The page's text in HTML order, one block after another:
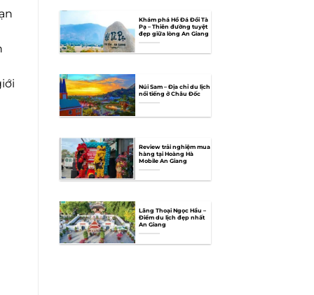
Khám phá Hồ Đá Đồi Tà
Pạ – Thiên đường tuyệt
đẹp giữa lòng An Giang
Núi Sam – Địa chỉ du lịch
nổi tiếng ở Châu Đốc
Review trải nghiệm mua
hàng tại Hoàng Hà
Mobile An Giang
Lăng Thoại Ngọc Hầu –
Điểm du lịch đẹp nhất
An Giang